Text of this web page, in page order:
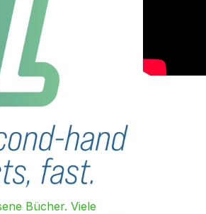
Bücher. Viele